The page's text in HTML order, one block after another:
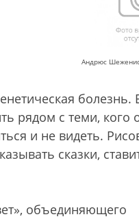
Андрюс
рядом с теми, кого
и не видеть.
сказки,
объединяющего